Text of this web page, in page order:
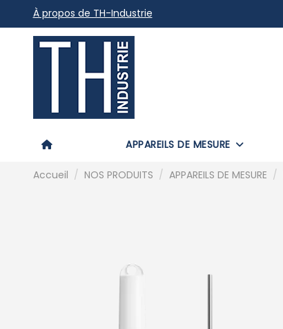
À propos de TH-Industrie
APPAREILS DE MESURE
Accueil NOS PRODUITS APPAREILS DE MESURE